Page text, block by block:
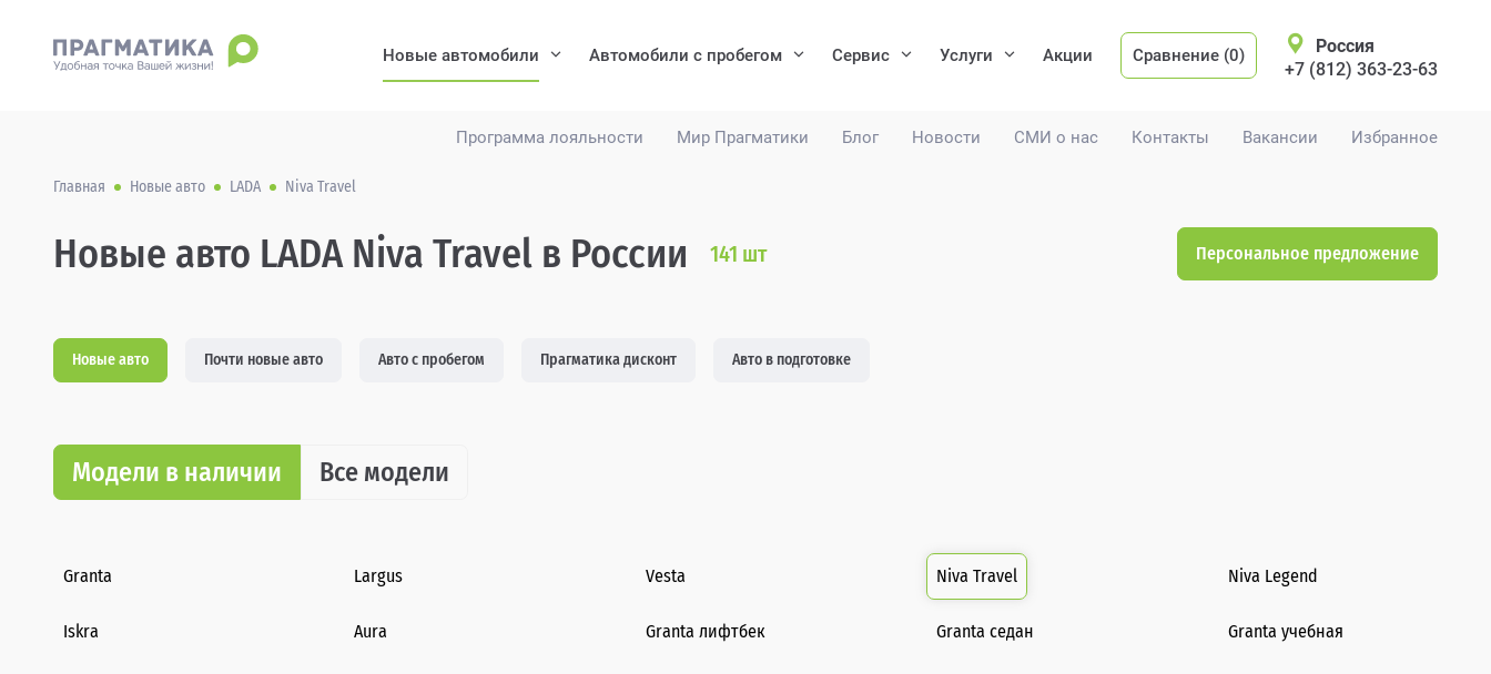
Программа лояльности Мир Прагматики Блог Новости СМИ о нас Контакты Вакансии Избранное
Новые автомобили Автомобили с пробегом Сервис Услуги Акции Сравнение (0)
Россия
+7 (812) 363-23-63
Главная Новые авто LADA Niva Travel
Новые авто LADA Niva Travel в России 141 шт Персональное предложение
Новые авто Почти новые авто Авто с пробегом Прагматика дисконт Авто в подготовке
Модели в наличии Все модели
Granta Largus Vesta Niva Travel Niva Legend
Iskra Aura Granta лифтбек Granta седан Granta учебная